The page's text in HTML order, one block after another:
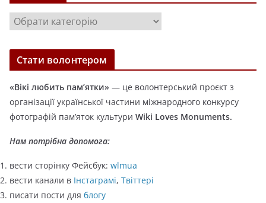
в
а
т
о
р
і
ї
Стати волонтером
«Вікі любить пам’ятки» — це волонтерський проєкт з
організації української частини міжнародного конкурсу
фотографій пам’яток культури Wiki Loves Monuments.
Нам потрібна допомога:
вести сторінку Фейсбук: wlmua
вести канали в Інстаграмі, Твіттері
писати пости для блогу